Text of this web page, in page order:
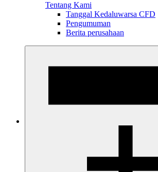
Tentang Kami
Tanggal Kedaluwarsa CFD
Pengumuman
Berita perusahaan